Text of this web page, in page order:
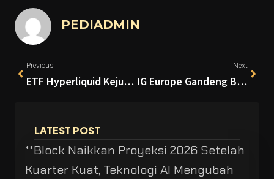
PEDIADMIN
Previous
ETF Hyperliquid Kejutkan Pasar dengan Lonjakan Volume 50% Setelah Debut Lambat
Next
IG Europe Gandeng Bitpanda untuk Perluas Trading Kripto di Eropa
LATEST POST
**Block Naikkan Proyeksi 2026 Setelah
Kuarter Kuat, Teknologi AI Mengubah